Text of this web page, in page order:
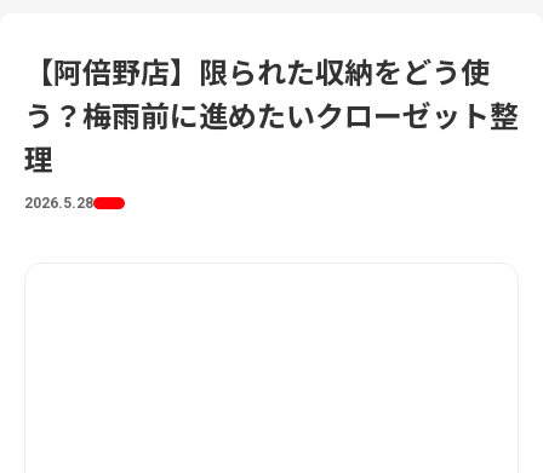
【阿倍野店】限られた収納をどう使
う？梅雨前に進めたいクローゼット整
理
2026.5.28